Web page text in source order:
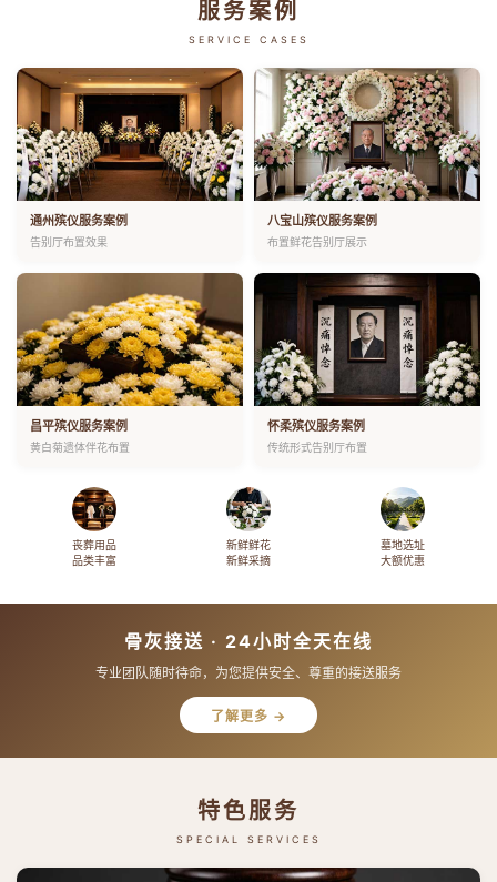
服务案例
SERVICE CASES
通州殡仪服务案例
告别厅布置效果
八宝山殡仪服务案例
布置鲜花告别厅展示
昌平殡仪服务案例
黄白菊遗体伴花布置
怀柔殡仪服务案例
传统形式告别厅布置
丧葬用品
品类丰富
新鲜鲜花
新鲜采摘
墓地选址
大额优惠
骨灰接送 · 24小时全天在线
专业团队随时待命，为您提供安全、尊重的接送服务
了解更多 →
特色服务
SPECIAL SERVICES